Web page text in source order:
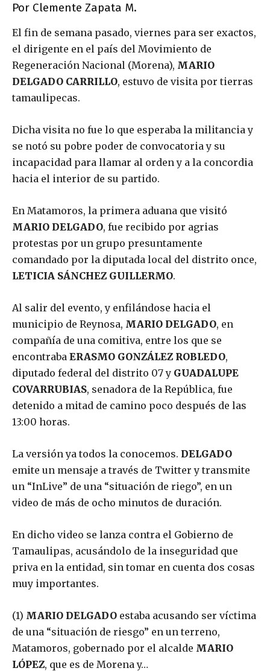
Por Clemente Zapata M.
El fin de semana pasado, viernes para ser exactos,
el dirigente en el país del Movimiento de
Regeneración Nacional (Morena), MARIO
DELGADO CARRILLO, estuvo de visita por tierras
tamaulipecas.
Dicha visita no fue lo que esperaba la militancia y
se notó su pobre poder de convocatoria y su
incapacidad para llamar al orden y a la concordia
hacia el interior de su partido.
En Matamoros, la primera aduana que visitó
MARIO DELGADO, fue recibido por agrias
protestas por un grupo presuntamente
comandado por la diputada local del distrito once,
LETICIA SÁNCHEZ GUILLERMO.
Al salir del evento, y enfilándose hacia el
municipio de Reynosa, MARIO DELGADO, en
compañía de una comitiva, entre los que se
encontraba ERASMO GONZÁLEZ ROBLEDO,
diputado federal del distrito 07 y GUADALUPE
COVARRUBIAS, senadora de la República, fue
detenido a mitad de camino poco después de las
13:00 horas.
La versión ya todos la conocemos. DELGADO
emite un mensaje a través de Twitter y transmite
un “InLive” de una “situación de riego”, en un
video de más de ocho minutos de duración.
En dicho video se lanza contra el Gobierno de
Tamaulipas, acusándolo de la inseguridad que
priva en la entidad, sin tomar en cuenta dos cosas
muy importantes.
(1) MARIO DELGADO estaba acusando ser víctima
de una “situación de riesgo” en un terreno,
Matamoros, gobernado por el alcalde MARIO
LÓPEZ, que es de Morena y…